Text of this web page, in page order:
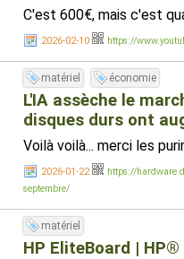
C'est 600€, mais c'est
2026-02-10 https://
matériel économie
L'IA assèche le
disques durs ont
Voilà voilà... merci les
2026-01-22
https://
septembre/
matériel
HP EliteBoard |